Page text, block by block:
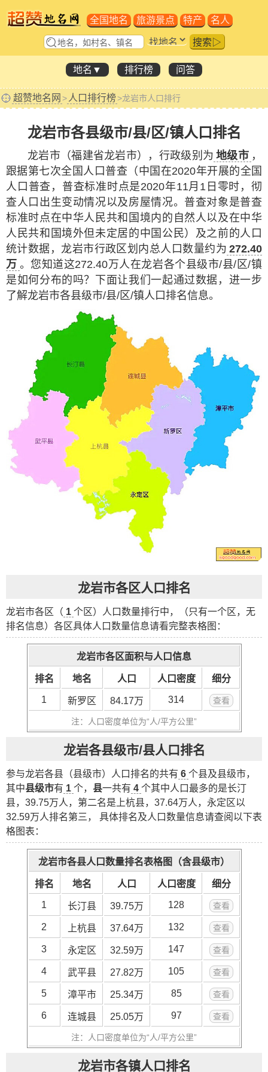
全国地名 旅游景点 特产 名人
搜索▷
地名▼ 排行榜 问答
超赞地名网 > 人口排行榜>龙岩市人口排行
龙岩市各县级市/县/区/镇人口排名
龙岩市（福建省龙岩市），行政级别为 地级市 ，
跟据第七次全国人口普查 （中国在2020年开展的全国
人口普查，普查标准时点是2020年11月1日零时，彻
查人口出生变动情况以及房屋情况。普查对象是普查
标准时点在中华人民共和国境内的自然人以及在中华
人民共和国境外但未定居的中国公民） 及之前的人口
统计数据，龙岩市行政区划内总人口数量约为 272.40
万 。您知道这272.40万人在龙岩各个县级市/县/区/镇
是如何分布的吗？下面让我们一起通过数据，进一步
了解龙岩市各县级市/县/区/镇人口排名信息。
龙岩市各区人口排名
龙岩市各区（ 1 个区）人口数量排行中，（只有一个区，无
排名信息）各区具体人口数量信息请看完整表格图：
龙岩市各区面积与人口信息
排名 地名 人口 人口密度 细分
1 新罗区 84.17万 314 查看
注：人口密度单位为“人/平方公里”
龙岩各县级市/县人口排名
参与龙岩各县（县级市）人口排名的共有 6 个县及县级市，
其中县级市有 1 个， 县一共有 4 个其中人口最多的是长汀
县，39.75万人，第二名是 上杭县，37.64万人， 永定区以
32.59万人排名第三， 具体排名及人口数量信息请查阅以下表
格图表：
龙岩市各县人口数量排名表格图（含县级市）
排名 地名 人口 人口密度 细分
1 长汀县 39.75万 128 查看
2 上杭县 37.64万 132 查看
3 永定区 32.59万 147 查看
4 武平县 27.82万 105 查看
5 漳平市 25.34万 85 查看
6 连城县 25.05万 97 查看
注：人口密度单位为“人/平方公里”
龙岩市各镇人口排名